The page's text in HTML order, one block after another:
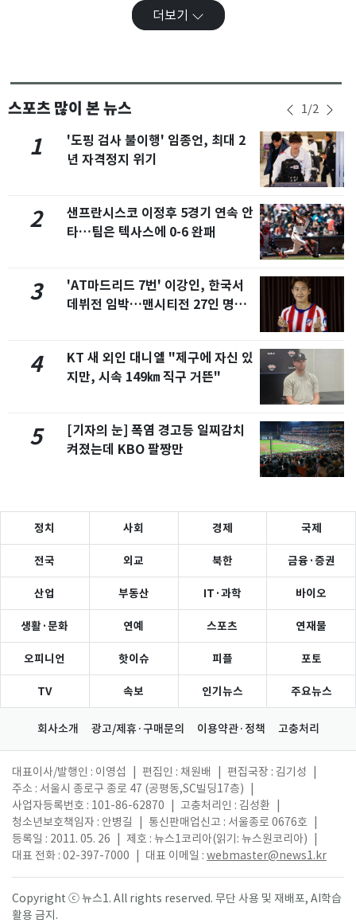
더보기
스포츠 많이 본 뉴스 1/2
1
'도핑 검사 불이행' 임종언, 최대 2
년 자격정지 위기
2
샌프란시스코 이정후 5경기 연속 안
타…팀은 텍사스에 0-6 완패
3
'AT마드리드 7번' 이강인, 한국서
데뷔전 임박…맨시티전 27인 명단
4
KT 새 외인 대니엘 "제구에 자신 있
지만, 시속 149㎞ 직구 거뜬"
5
[기자의 눈] 폭염 경고등 일찌감치
켜졌는데 KBO 팔짱만
정치 사회 경제 국제
전국 외교 북한 금융·증권
산업 부동산 IT·과학 바이오
생활·문화 연예 스포츠 연재물
오피니언 핫이슈 피플 포토
TV 속보 인기뉴스 주요뉴스
회사소개 광고/제휴·구매문의 이용약관·정책 고충처리
대표이사/발행인 : 이영섭 편집인 : 채원배 편집국장 : 김기성
주소 : 서울시 종로구 종로 47 (공평동,SC빌딩17층)
사업자등록번호 : 101-86-62870
고충처리인 : 김성환
청소년보호책임자 : 안병길
통신판매업신고 : 서울종로 0676호
등록일 : 2011. 05. 26
제호 : 뉴스1코리아(읽기: 뉴스원코리아)
대표 전화 : 02-397-7000
대표 이메일 : webmaster@news1.kr
Copyright ⓒ 뉴스1. All rights reserved. 무단 사용 및 재배포, AI학습
활용 금지.